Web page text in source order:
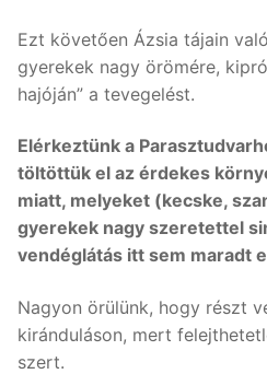
Ezt követően Ázsia tájain
gyerekek nagy örömére,
hajóján” a tevegelést.
Elérkeztünk a
töltöttük el az érdekes
miatt, melyeket (kecske,
gyerekek nagy szeretettel
vendéglátás itt sem maradt
Nagyon örülünk, hogy részt
kiránduláson, mert
szert.